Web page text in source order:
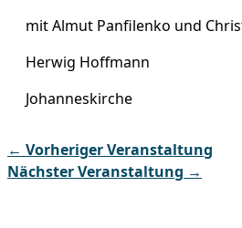
mit Almut Panfilenko und
Herwig Hoffmann
Johanneskirche
← Vorheriger Veranstaltung
Nächster Veranstaltung →